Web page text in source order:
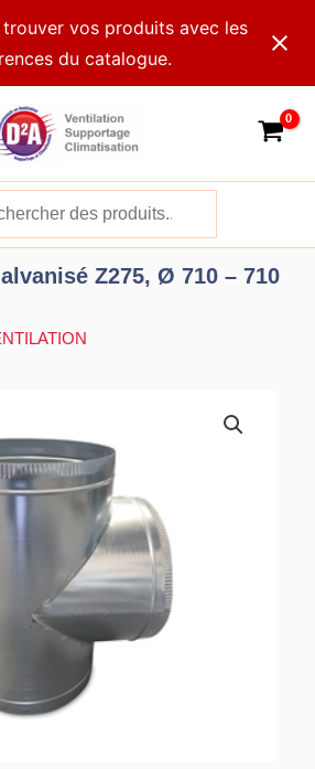
vos produits avec les
du catalogue.
Z275, Ø 710 – 710